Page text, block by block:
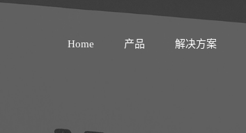
Home 产品 解决方案